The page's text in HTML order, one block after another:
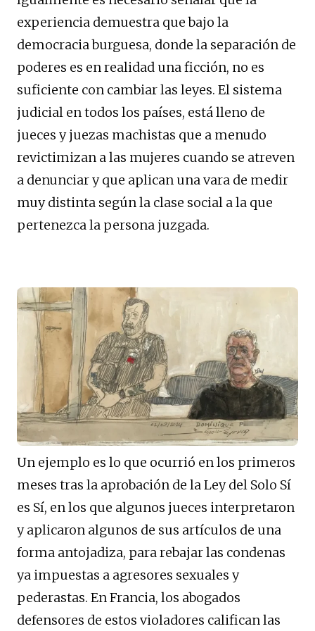
experiencia demuestra que bajo la
democracia burguesa, donde la separación de
poderes es en realidad una ficción, no es
suficiente con cambiar las leyes. El sistema
judicial en todos los países, está lleno de
jueces y juezas machistas que a menudo
revictimizan a las mujeres cuando se atreven
a denunciar y que aplican una vara de medir
muy distinta según la clase social a la que
pertenezca la persona juzgada.
Un ejemplo es lo que ocurrió en los primeros
meses tras la aprobación de la Ley del Solo Sí
es Sí, en los que algunos jueces interpretaron
y aplicaron algunos de sus artículos de una
forma antojadiza, para rebajar las condenas
ya impuestas a agresores sexuales y
pederastas. En Francia, los abogados
defensores de estos violadores califican las